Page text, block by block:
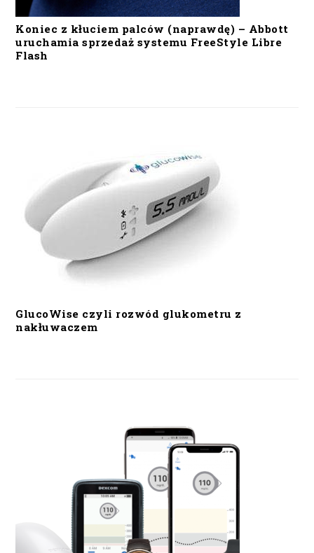
Koniec z kłuciem palców (naprawdę) – Abbott
uruchamia sprzedaż systemu FreeStyle Libre
Flash
GlucoWise czyli rozwód glukometru z
nakłuwaczem